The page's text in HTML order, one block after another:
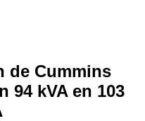
de Cummins
94 kVA en 103